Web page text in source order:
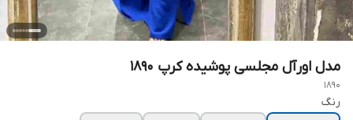
مدل اورآل مجلسی پوشیده کرپ ۱۸۹۰
1890
رنگ